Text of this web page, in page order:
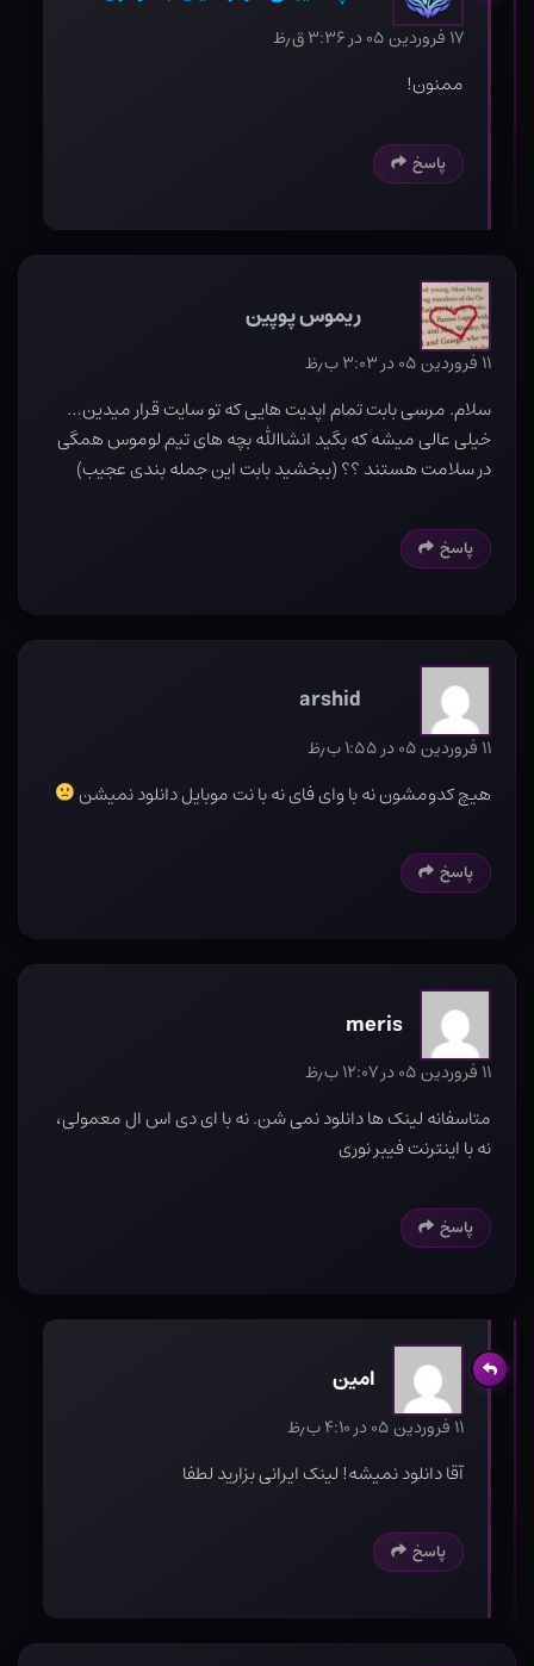
۱۷ فروردین ۰۵ در ۳:۳۶ ق٫ظ
ممنون!
پاسخ
ریموس پوپین
۱۱ فروردین ۰۵ در ۳:۰۳ ب٫ظ
سلام. مرسی بابت تمام اپدیت هایی که تو سایت قرار میدین…
خیلی عالی میشه که بگید انشاالله بچه های تیم لوموس همگی
در سلامت هستند ؟؟ (ببخشید بابت این جمله بندی عجیب)
پاسخ
arshid
۱۱ فروردین ۰۵ در ۱:۵۵ ب٫ظ
هیچ کدومشون نه با وای فای نه با نت موبایل دانلود نمیشن
پاسخ
meris
۱۱ فروردین ۰۵ در ۱۲:۰۷ ب٫ظ
متاسفانه لینک ها دانلود نمی شن. نه با ای دی اس ال معمولی،
نه با اینترنت فیبر نوری
پاسخ
امین
۱۱ فروردین ۰۵ در ۴:۱۰ ب٫ظ
آقا دانلود نمیشه! لینک ایرانی بزارید لطفا
پاسخ